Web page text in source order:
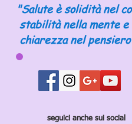
"Salute è solidità nel
stabilità nella mente e
chiarezza nel
seguici anche sui social